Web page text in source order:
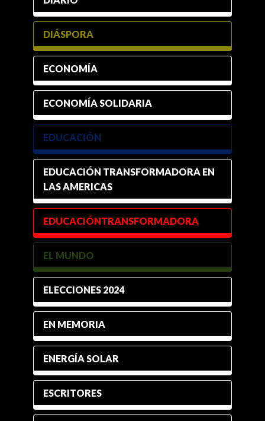
DIÁSPORA
ECONOMÍA
ECONOMÍA SOLIDARIA
EDUCACIÓN
EDUCACIÓN TRANSFORMADORA EN
LAS AMERICAS
EDUCACIÓNTRANSFORMADORA
EL MUNDO
ELECCIONES 2024
EN MEMORIA
ENERGÍA SOLAR
ESCRITORES